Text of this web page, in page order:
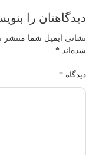
دیدگاهتان را
نشانی ایمیل شما منتشر
شده‌اند*
دیدگاه*